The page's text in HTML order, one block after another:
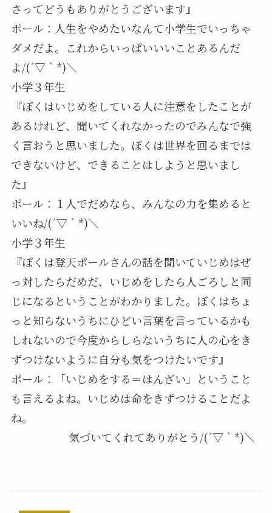
さってどうもありがとうございます』
ポール：人生をやめたいなんて小学生でいっちゃ
ダメだよ。これからいっぱいいいことあるんだ
よ/(´▽｀*)＼
小学３年生
『ぼくはいじめをしている人に注意をしたことが
あるけれど、聞いてくれなかったのでみんなで強
く言おうと思いました。ぼくは世界を回るまでは
できないけど、できることはしようと思いまし
た』
ポール：１人でだめなら、みんなの力を集めると
いいね/(´▽｀*)＼
小学３年生
『ぼくは登天ポールさんの話を聞いていじめはぜ
っ対したらだめだ、いじめをしたら人ごろしと同
じになるということがわかりました。ぼくはちょ
っと知らないうちにひどい言葉を言っているかも
しれないので今度からしらないうちに人の心をき
ずつけないように自分も気をつけたいです』
ポール：「いじめをする＝はんざい」ということ
も言えるよね。いじめは命をきずつけることだよ
ね。
気づいてくれてありがとう/(´▽｀*)＼